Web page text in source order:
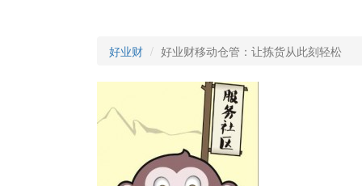
好业财 好业财移动仓管：让拣货从此刻轻松